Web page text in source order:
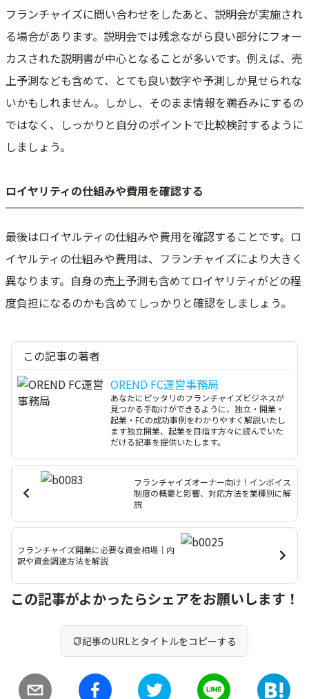
フランチャイズに問い合わせをしたあと、説明会が実施され
る場合があります。説明会では残念ながら良い部分にフォー
カスされた説明書が中心となることが多いです。例えば、売
上予測なども含めて、とても良い数字や予測しか見せられな
いかもしれません。しかし、そのまま情報を鵜呑みにするの
ではなく、しっかりと自分のポイントで比較検討するように
しましょう。
ロイヤリティの仕組みや費用を確認する
最後はロイヤルティの仕組みや費用を確認することです。ロ
イヤルティの仕組みや費用は、フランチャイズにより大きく
異なります。自身の売上予測も含めてロイヤリティがどの程
度負担になるのかも含めてしっかりと確認をしましょう。
この記事の著者
OREND FC運営事務局
あなたにピッタリのフランチャイズビジネスが
見つかる手助けができるように、独立・開業・
起業・FCの成功事例をわかりやすく解説いたし
ます独立開業、起業を目指す方々に読んでいた
だける記事を提供いたします。
フランチャイズオーナー向け！インボイス
制度の概要と影響、対応方法を業種別に解
説
フランチャイズ開業に必要な資金相場｜内
訳や資金調達方法を解説
この記事がよかったらシェアをお願いします！
記事のURLとタイトルをコピーする